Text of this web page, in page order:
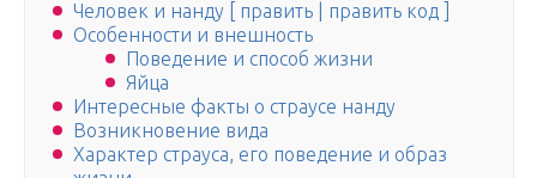
Человек и нанду [ править | править код ]
Особенности и внешность
Поведение и способ жизни
Яйца
Интересные факты о страусе нанду
Возникновение вида
Характер страуса, его поведение и образ